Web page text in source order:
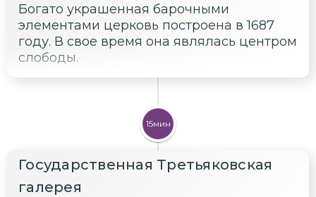
Богато украшенная барочными
элементами церковь построена в 1687
году. В свое время она являлась центром
слободы.
15мин
Государственная Третьяковская
галерея